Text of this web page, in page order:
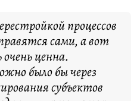
процессов
сами, а вот
ценна.
было бы через
субъектов